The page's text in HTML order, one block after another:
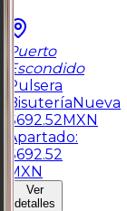
Puerto
Escondido
Pulsera
BisuteríaNueva
$692.52MXN
Apartado:
$692.52
MXN
Ver
detalles